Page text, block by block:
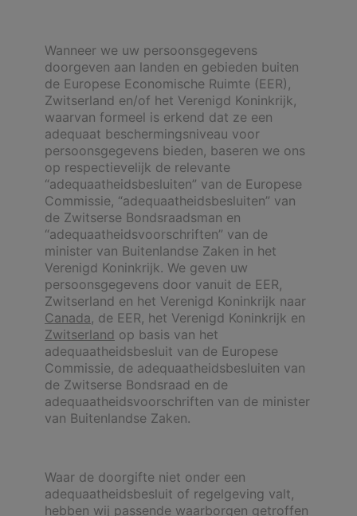
Wanneer we uw persoonsgegevens
doorgeven aan landen en gebieden buiten
de Europese Economische Ruimte (EER),
Zwitserland en/of het Verenigd Koninkrijk,
waarvan formeel is erkend dat ze een
adequaat beschermingsniveau voor
persoonsgegevens bieden, baseren we ons
op respectievelijk de relevante
“adequaatheidsbesluiten” van de Europese
Commissie, “adequaatheidsbesluiten” van
de Zwitserse Bondsraadsman en
“adequaatheidsvoorschriften” van de
minister van Buitenlandse Zaken in het
Verenigd Koninkrijk. We geven uw
persoonsgegevens door vanuit de EER,
Zwitserland en het Verenigd Koninkrijk naar
Canada, de EER, het Verenigd Koninkrijk en
Zwitserland op basis van het
adequaatheidsbesluit van de Europese
Commissie, de adequaatheidsbesluiten van
de Zwitserse Bondsraad en de
adequaatheidsvoorschriften van de minister
van Buitenlandse Zaken.
Waar de doorgifte niet onder een
adequaatheidsbesluit of regelgeving valt,
hebben wij passende waarborgen getroffen